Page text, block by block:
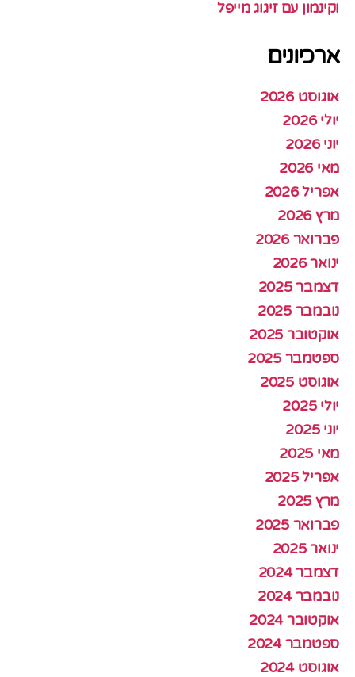
וקינמון עם זיגוג מייפל
ארכיונים
אוגוסט 2026
יולי 2026
יוני 2026
מאי 2026
אפריל 2026
מרץ 2026
פברואר 2026
ינואר 2026
דצמבר 2025
נובמבר 2025
אוקטובר 2025
ספטמבר 2025
אוגוסט 2025
יולי 2025
יוני 2025
מאי 2025
אפריל 2025
מרץ 2025
פברואר 2025
ינואר 2025
דצמבר 2024
נובמבר 2024
אוקטובר 2024
ספטמבר 2024
אוגוסט 2024